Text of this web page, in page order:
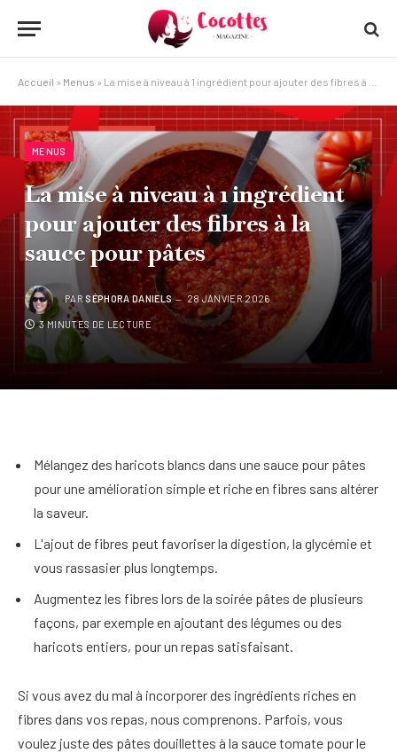
Accueil » Menus » La mise à niveau à 1 ingrédient pour ajouter des fibres à la sauce pour pâtes
MENUS
La mise à niveau à 1 ingrédient
pour ajouter des fibres à la
sauce pour pâtes
PAR SÉPHORA DANIELS 28 JANVIER 2026
3 MINUTES DE LECTURE
Mélangez des haricots blancs dans une sauce pour pâtes
pour une amélioration simple et riche en fibres sans altérer
la saveur.
L'ajout de fibres peut favoriser la digestion, la glycémie et
vous rassasier plus longtemps.
Augmentez les fibres lors de la soirée pâtes de plusieurs
façons, par exemple en ajoutant des légumes ou des
haricots entiers, pour un repas satisfaisant.
Si vous avez du mal à incorporer des ingrédients riches en
fibres dans vos repas, nous comprenons. Parfois, vous
voulez juste des pâtes douillettes à la sauce tomate pour le